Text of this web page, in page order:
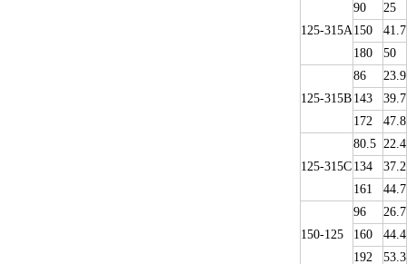
125-315A
90
25
150
41.7
180
50
125-315B
86
23.9
143
39.7
172
47.8
125-315C
80.5 22.4
134
37.2
161
44.7
150-125
96
26.7
160
44.4
192
53.3